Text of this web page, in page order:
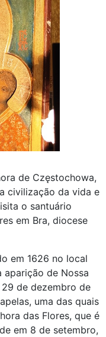
de Częstochowa,
civilização da vida e
o santuário
em Bra, diocese
em 1626 no local
aparição de Nossa
de dezembro de
uma das quais
das Flores, que é
em 8 de setembro,